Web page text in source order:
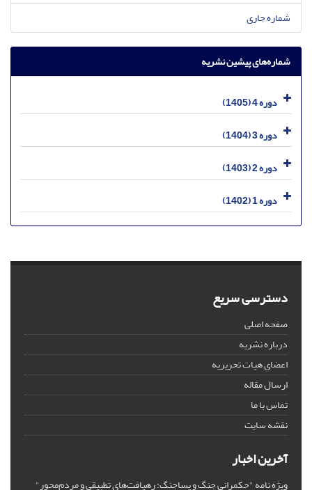
شماره جاری
شماره‌های پیشین نشریه
دوره 4 (1405)
دوره 3 (1404)
دوره 2 (1403)
دوره 1 (1402)
دسترسی سریع
صفحه اصلی
درباره نشریه
اعضای هیات تحریریه
ارسال مقاله
تماس با ما
نقشه سایت
آخرین اخبار
ویژه نامه "حکمرانی جنگ و پساجنگ: رهیافت‌های تطبیقی و مردم‌محور"